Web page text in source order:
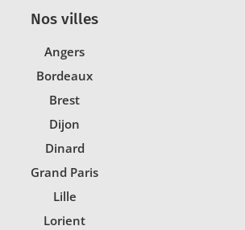
Nos villes
Angers
Bordeaux
Brest
Dijon
Dinard
Grand Paris
Lille
Lorient